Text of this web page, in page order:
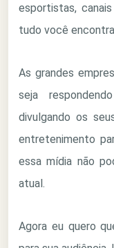
esportistas,
tudo você
As grandes
seja
divulgando os
entretenimento
essa mídia não
atual.
Agora eu quero